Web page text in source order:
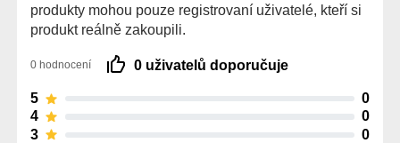
produkty mohou pouze registrovaní uživatelé, kteří si
produkt reálně zakoupili.
0 hodnocení 0 uživatelů doporučuje
5
0
4
0
3
0